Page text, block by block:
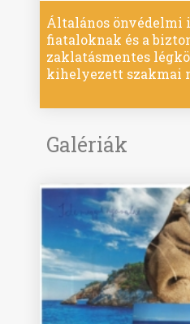
Általános önvédelmi
fiataloknak és a
zaklatásmentes
kihelyezett szakmai
Galériák